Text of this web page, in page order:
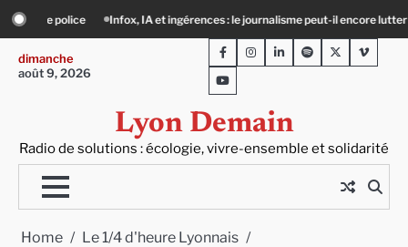
Skip
content
journalisme peut-il encore lutter ? Précarité, canicule, solitude : quand le
dimanche
août 9, 2026
Lyon Demain
Radio de solutions : écologie, vivre-ensemble et solidarité
FacebookInstagram
LinkedInSpotifyTwitterViméo
Youtube
Home
Le 1/4 d'heure Lyonnais